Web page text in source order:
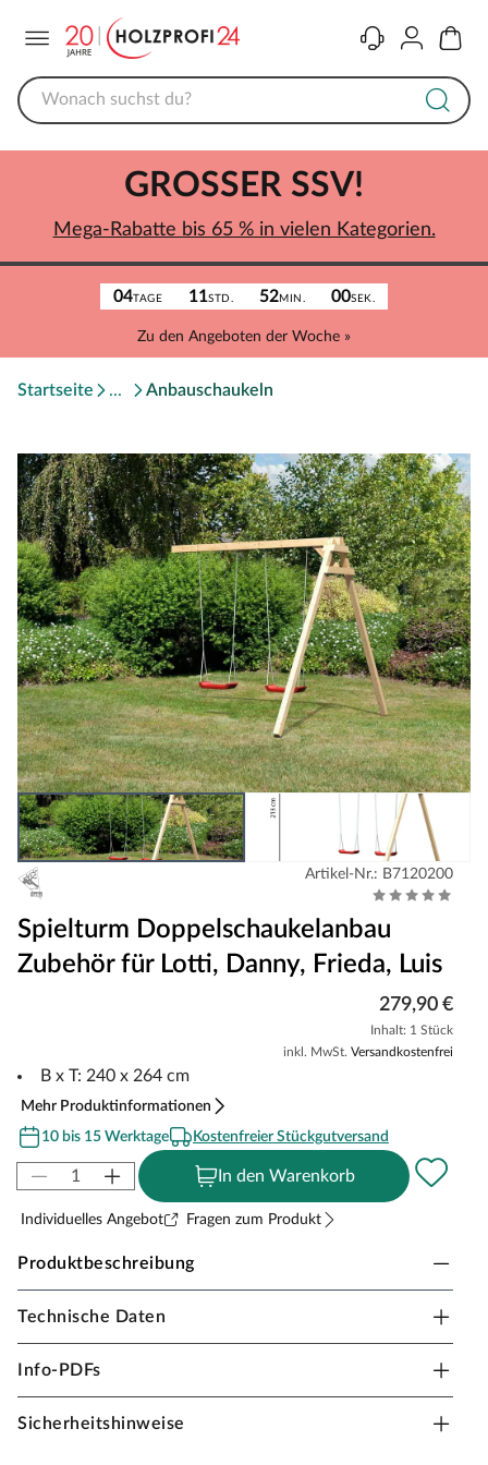
KontaktKonto
04TAGE 11STD. 52MIN. 00SEK.
Zu den Angeboten der Woche »
GROSSER SSV!
Mega-Rabatte bis 65 % in vielen Kategorien.
Startseite Anbauschaukeln
Artikel-Nr.: B7120200
Spielturm Doppelschaukelanbau
Zubehör für Lotti, Danny, Frieda, Luis
279,90 €
Inhalt: 1 Stück
inkl. MwSt. Versandkostenfrei
B x T: 240 x 264 cm
Mehr Produktinformationen
10 bis 15 Werktage
Kostenfreier Stückgutversand
In den Warenkorb
Individuelles Angebot Fragen zum Produkt
Produktbeschreibung
AKUBI Spielturm Zubehör Doppelschaukelanbau
für "Lotti", "Danny", "Frieda" und "Luis"
naturbelassen
Passender Schaukelanbau für Ihren Spielturm
Technische Daten
Info-PDFs
Sicherheitshinweise